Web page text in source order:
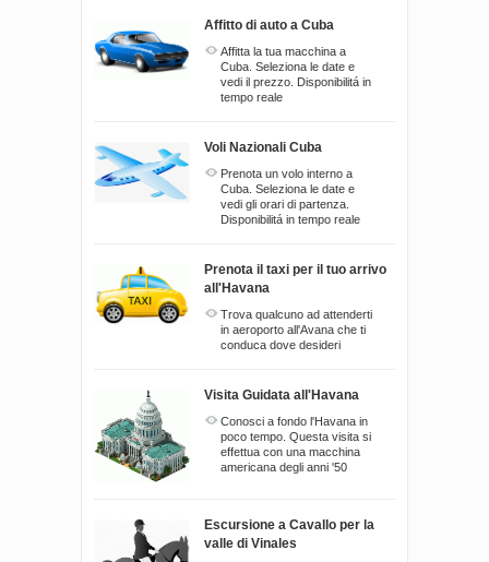
Affitto di auto a Cuba
Affitta la tua macchina a
Cuba. Seleziona le date e
vedi il prezzo. Disponibilitá in
tempo reale
Voli Nazionali Cuba
Prenota un volo interno a
Cuba. Seleziona le date e
vedi gli orari di partenza.
Disponibilitá in tempo reale
Prenota il taxi per il tuo arrivo
all'Havana
Trova qualcuno ad attenderti
in aeroporto all'Avana che ti
conduca dove desideri
Visita Guidata all'Havana
Conosci a fondo l'Havana in
poco tempo. Questa visita si
effettua con una macchina
americana degli anni '50
Escursione a Cavallo per la
valle di Vinales